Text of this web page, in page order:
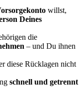
willst,
Deines
die
– und Du ihnen
diese Rücklagen nicht
schnell und getrennt